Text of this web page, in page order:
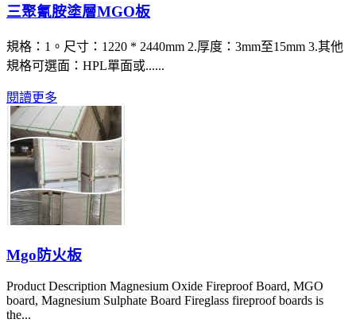
三聚氰胺塗層MGO板
規格：1。尺寸：1220 * 2440mm 2.厚度：3mm至15mm 3.其他
規格可選面：HPL單面或......
閱讀更多
Mgo防火板
Product Description Magnesium Oxide Fireproof Board, MGO
board, Magnesium Sulphate Board Fireglass fireproof boards is
the...